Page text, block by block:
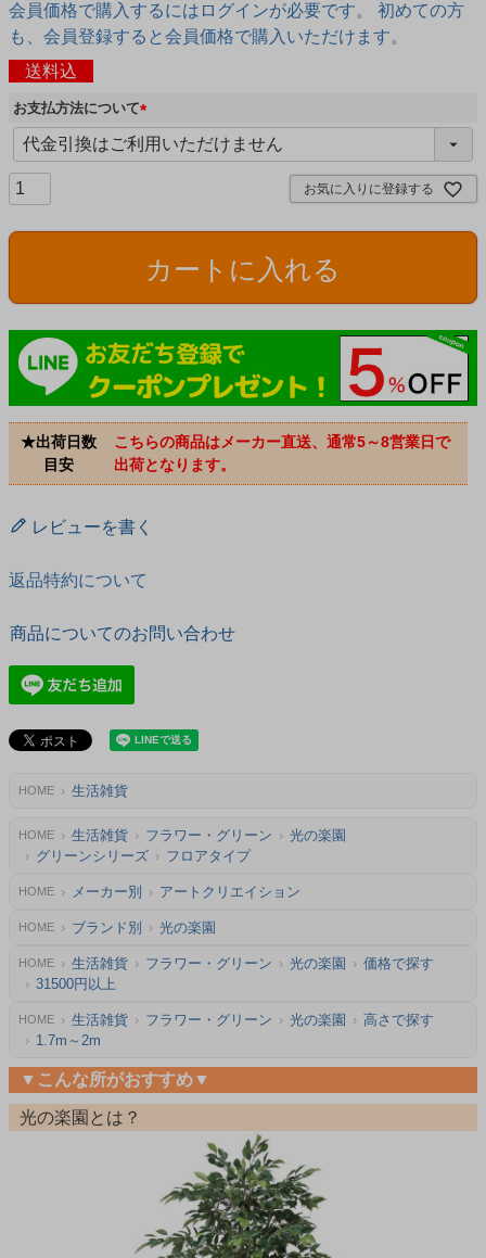
会員価格で購入するにはログインが必要です。 初めての方
も、会員登録すると会員価格で購入いただけます。
送料込
お支払方法について
(
必
お気に入りに登録する
カートに入れる
★出荷日数
目安
こちらの商品はメーカー直送、通常5～8営業日で
出荷となります。
レビューを書く
返品特約について
商品についてのお問い合わせ
HOME 生活雑貨
HOME 生活雑貨 フラワー・グリーン
光の楽園
グリーンシリーズ
フロアタイプ
HOME メーカー別 アートクリエイション
HOME ブランド別 光の楽園
HOME 生活雑貨 フラワー・グリーン 光の楽園
価格で探す
31500円以上
HOME 生活雑貨 フラワー・グリーン 光の楽園
高さで探す
1.7m～2m
▼こんな所がおすすめ▼
光の楽園とは？